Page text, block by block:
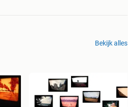
Bekijk alles